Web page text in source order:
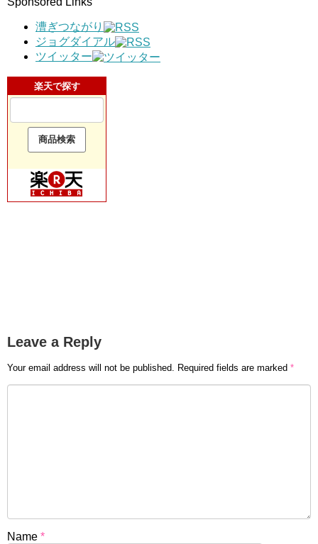
漕ぎつながり
ジョグダイアル
ツイッター
楽天で探す
Leave a Reply
Your email address will not be published. Required fields are marked *
Name *